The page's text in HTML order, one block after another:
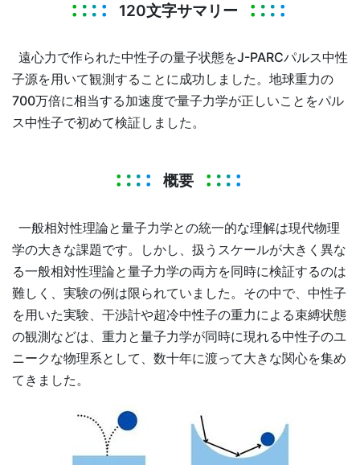
120文字サマリー
遠心力で作られた中性子の量子状態をJ-PARCパルス中性
子源を用いて観測することに成功しました。地球重力の
700万倍に相当する加速度で量子力学が正しいことをパル
ス中性子で初めて検証しました。
概要
一般相対性理論と量子力学との統一的な理解は現代物理
学の大きな課題です。しかし、扱うスケールが大きく異な
る一般相対性理論と量子力学の両方を同時に検証するのは
難しく、実験の例は限られていました。その中で、中性子
を用いた実験、干渉計や超冷中性子の重力による束縛状態
の観測などは、重力と量子力学が同時に現れる中性子のユ
ニークな物理系として、数十年に渡って大きな関心を集め
てきました。